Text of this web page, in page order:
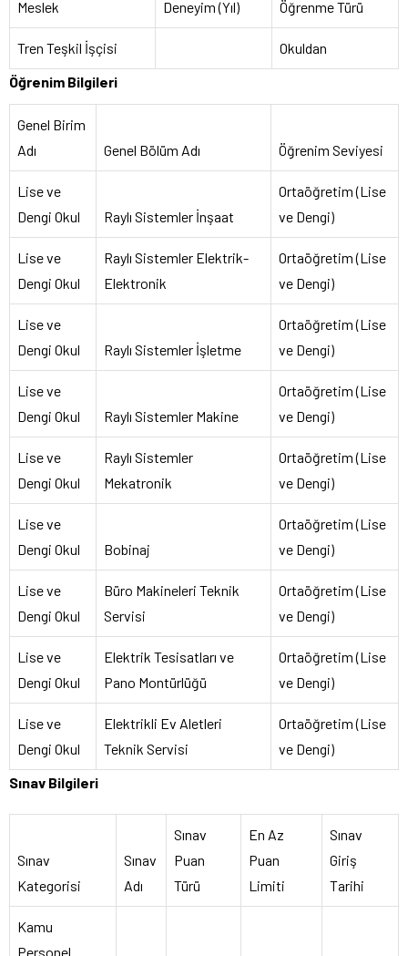
Meslek Deneyim (Yıl) Öğrenme Türü
Tren Teşkil İşçisi
Okuldan
Öğrenim Bilgileri
Genel Birim
Adı
Genel Bölüm Adı Öğrenim Seviyesi
Lise ve
Dengi Okul
Raylı Sistemler İnşaat
Ortaöğretim (Lise
ve Dengi)
Lise ve
Dengi Okul
Raylı Sistemler Elektrik-
Elektronik
Ortaöğretim (Lise
ve Dengi)
Lise ve
Dengi Okul
Raylı Sistemler İşletme
Ortaöğretim (Lise
ve Dengi)
Lise ve
Dengi Okul
Raylı Sistemler Makine
Ortaöğretim (Lise
ve Dengi)
Lise ve
Dengi Okul
Raylı Sistemler
Mekatronik
Ortaöğretim (Lise
ve Dengi)
Lise ve
Dengi Okul
Bobinaj
Ortaöğretim (Lise
ve Dengi)
Lise ve
Dengi Okul
Büro Makineleri Teknik
Servisi
Ortaöğretim (Lise
ve Dengi)
Lise ve
Dengi Okul
Elektrik Tesisatları ve
Pano Montürlüğü
Ortaöğretim (Lise
ve Dengi)
Lise ve
Dengi Okul
Elektrikli Ev Aletleri
Teknik Servisi
Ortaöğretim (Lise
ve Dengi)
Sınav Bilgileri
Sınav
Kategorisi
Sınav
Adı
Sınav
Puan
Türü
En Az
Puan
Limiti
Sınav
Giriş
Tarihi
Kamu
Personel